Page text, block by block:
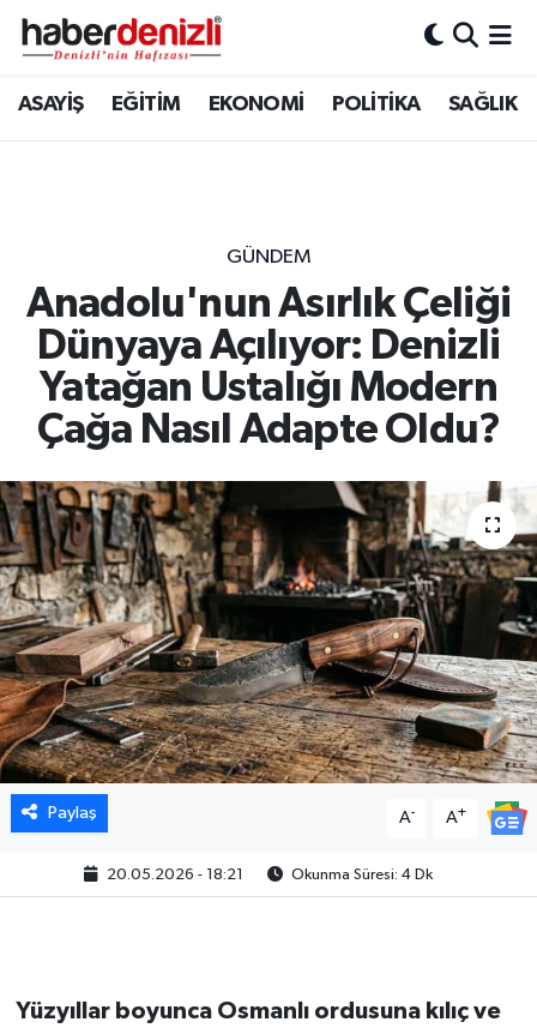
ASAYİŞ EĞİTİM EKONOMİ POLİTİKA SAĞLIK
GÜNDEM
Anadolu'nun Asırlık Çeliği
Dünyaya Açılıyor: Denizli
Yatağan Ustalığı Modern
Çağa Nasıl Adapte Oldu?
Paylaş A- A+
20.05.2026 - 18:21 Okunma Süresi: 4 Dk
Yüzyıllar boyunca Osmanlı ordusuna kılıç ve
Denizli Nöbetçi Eczaneler
Tüm Manşetler
Son Dakika Haberleri